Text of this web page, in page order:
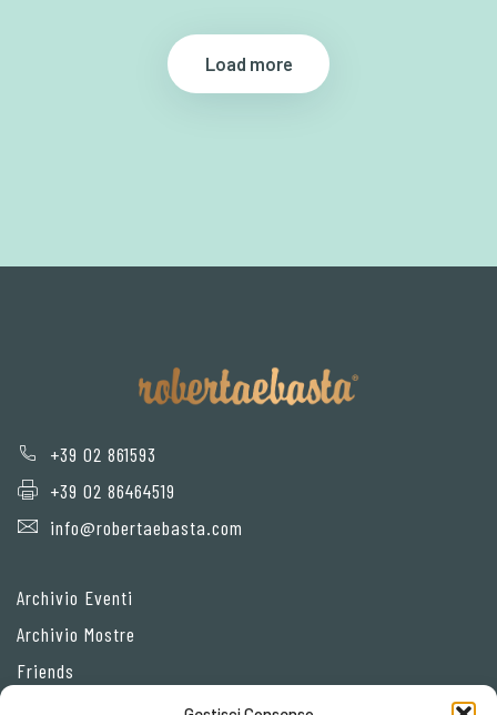
Load more
+39 02 861593
+39 02 86464519
info@robertaebasta.com
Archivio Eventi
Archivio Mostre
Friends